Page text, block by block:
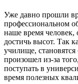
Уже давно прошли
профессиональном
наше время
достичь высот. Так
училище,
произошел из-за
поступать в
время полезных